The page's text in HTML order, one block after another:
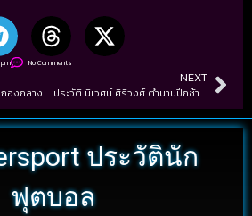
No Comments
ประวัติของสุเชาว์ นุชนุ่ม กองกลางพันธุ์แกร่ง ผู้ไม่เคยหยุดพัฒนา
NEXT
ประวัติ นิเวศน์ ศิริวงศ์ ตำนานปีกซ้ายทีมชาติไทย ความเร็วจัดจ้านระดับเอเชีย
ประวัตินัก
ฟุตบอล